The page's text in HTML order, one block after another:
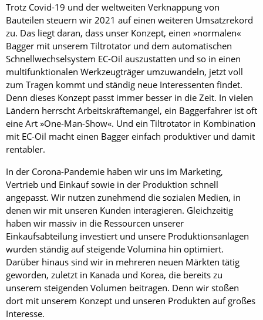
Trotz Covid-19 und der weltweiten Verknappung von
Bauteilen steuern wir 2021 auf einen weiteren Um­satzrekord
zu. Das liegt daran, dass unser Konzept, einen »normalen«
Bagger mit unserem Tiltrotator und dem automatischen
Schnellwechselsystem EC-Oil auszustatten und so in einen
multifunktionalen Werkzeugträger umzuwandeln, jetzt voll
zum Tragen kommt und ständig neue Interessenten findet.
Denn dieses Konzept passt immer besser in die Zeit. In vielen
Ländern herrscht Arbeitskräftemangel, ein Baggerfahrer ist oft
eine Art »One-Man-Show«. Und ein Tiltrotator in Kombination
mit EC-Oil macht einen Bagger einfach produktiver und damit
rentabler.
In der Corona-Pandemie haben wir uns im Marketing,
Vertrieb und Einkauf sowie in der Produktion schnell
angepasst. Wir nutzen zunehmend die sozialen Medien, in
denen wir mit unseren Kunden interagieren. Gleichzeitig
haben wir massiv in die Ressourcen unserer
Einkaufsabteilung investiert und unsere Produktionsanlagen
wurden ständig auf steigende Volumina hin optimiert.
Darüber hinaus sind wir in mehreren neuen Märkten tätig
geworden, zuletzt in Kanada und Korea, die bereits zu
unserem steigenden Volumen beitragen. Denn wir stoßen
dort mit unserem Konzept und unseren Produkten auf großes
Interesse.